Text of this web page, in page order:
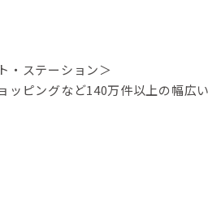
・ステーション＞
ッピングなど140万件以上の幅広